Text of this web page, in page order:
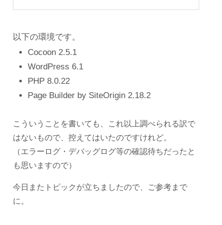
以下の環境です。
Cocoon 2.5.1
WordPress 6.1
PHP 8.0.22
Page Builder by SiteOrigin 2.18.2
こういうことを書いても、これ以上調べられる訳で
はないもので、控えてはいたのですけれど。
（エラーログ・デバッグログ等の確認待ちだったと
も思いますので）
今日またトピックが立ちましたので、ご参考まで
に。